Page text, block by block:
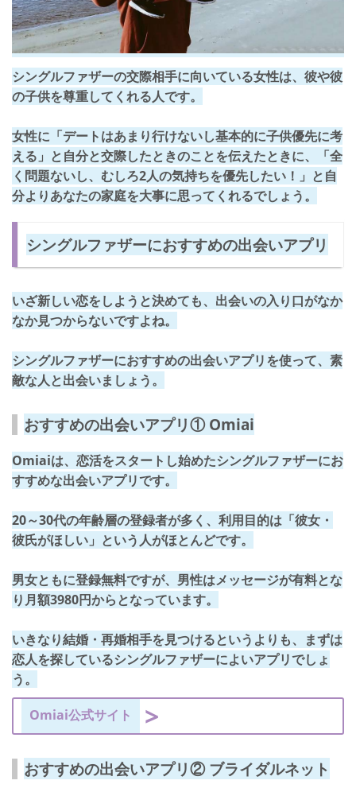
シングルファザーの交際相手に向いている女性は、彼や彼
の子供を尊重してくれる人です。
女性に「デートはあまり行けないし基本的に子供優先に考
える」と自分と交際したときのことを伝えたときに、
「全
く問題ないし、むしろ2人の気持ちを優先したい！」 と自
分よりあなたの家庭を大事に思ってくれるでしょう。
シングルファザーにおすすめの出会いアプリ
いざ新しい恋をしようと決めても、出会いの入り口がなか
なか見つからないですよね。
シングルファザーにおすすめの出会いアプリを使って、素
敵な人と出会いましょう。
おすすめの出会いアプリ① Omiai
Omiaiは、恋活をスタートし始めたシングルファザーにお
すすめな出会いアプリです。
20～30代の年齢層の登録者が多く、利用目的は「彼女・
彼氏がほしい」 という人がほとんどです。
男女ともに登録無料ですが、男性はメッセージが有料とな
り月額3980円からとなっています。
いきなり結婚・再婚相手を見つけるというよりも、まずは
恋人を探しているシングルファザーによいアプリでしょ
う。
Omiai公式サイト
おすすめの出会いアプリ② ブライダルネット